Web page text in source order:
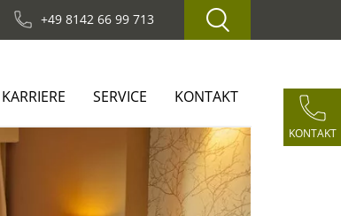
+49 8142 66 99 713
KONTAKT
KARRIERE SERVICE KONTAKT
Next